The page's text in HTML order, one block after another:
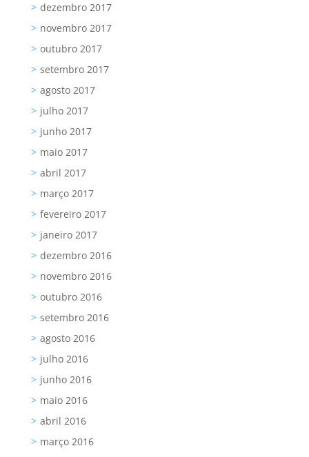
dezembro 2017
novembro 2017
outubro 2017
setembro 2017
agosto 2017
julho 2017
junho 2017
maio 2017
abril 2017
março 2017
fevereiro 2017
janeiro 2017
dezembro 2016
novembro 2016
outubro 2016
setembro 2016
agosto 2016
julho 2016
junho 2016
maio 2016
abril 2016
março 2016